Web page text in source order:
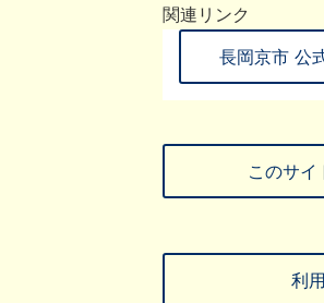
関連リンク
長岡京市 公
このサイ
利